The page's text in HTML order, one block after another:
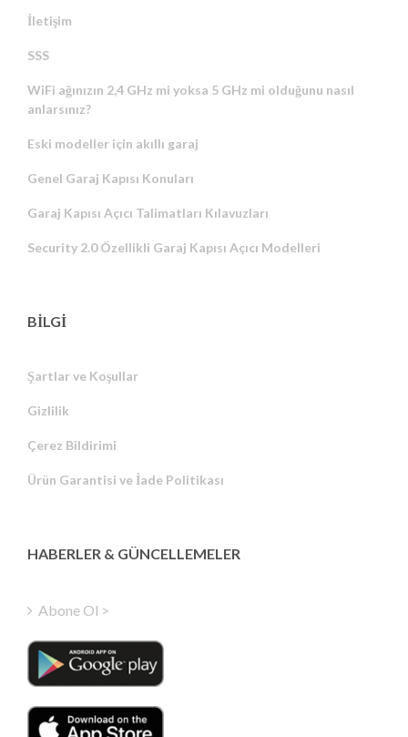
İletişim
SSS
WiFi ağınızın 2,4 GHz mi yoksa 5 GHz mi olduğunu nasıl
anlarsınız?
Eski modeller için akıllı garaj
Genel Garaj Kapısı Konuları
Garaj Kapısı Açıcı Talimatları Kılavuzları
Security 2.0 Özellikli Garaj Kapısı Açıcı Modelleri
BİLGİ
Şartlar ve Koşullar
Gizlilik
Çerez Bildirimi
Ürün Garantisi ve İade Politikası
HABERLER & GÜNCELLEMELER
Abone Ol >